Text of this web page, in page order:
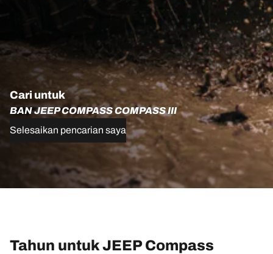
Cari untuk
BAN JEEP COMPASS COMPASS III
Selesaikan pencarian saya
Tahun untuk JEEP Compass